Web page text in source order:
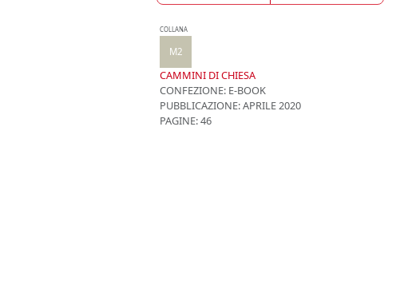
COLLANA
M2
CAMMINI DI CHIESA
CONFEZIONE: E-BOOK
PUBBLICAZIONE:APRILE 2020
PAGINE: 46